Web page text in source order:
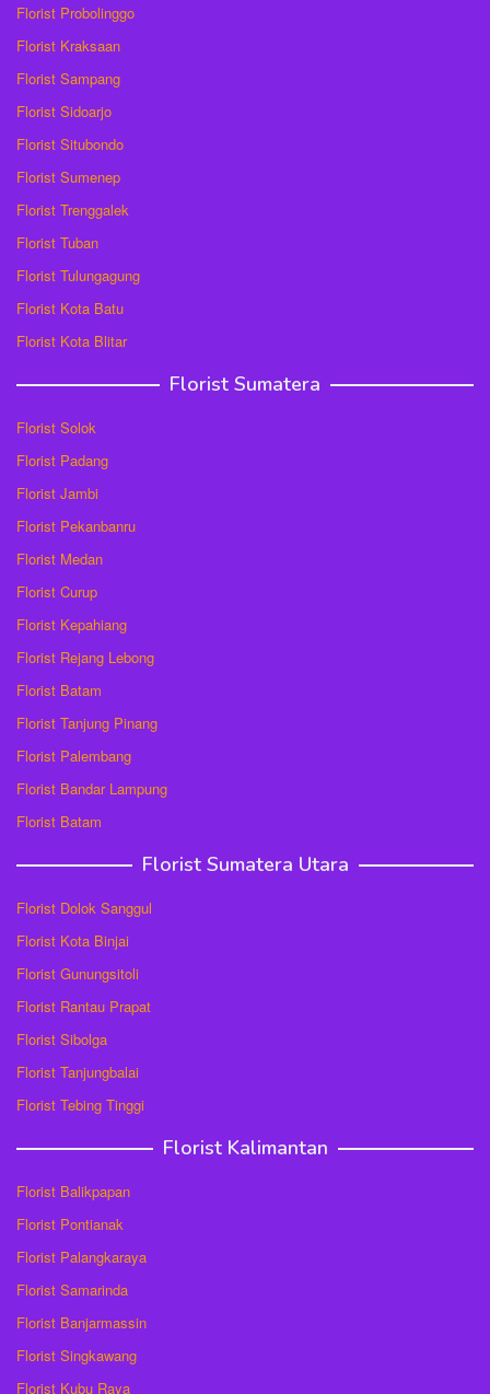
Florist Probolinggo
Florist Kraksaan
Florist Sampang
Florist Sidoarjo
Florist Situbondo
Florist Sumenep
Florist Trenggalek
Florist Tuban
Florist Tulungagung
Florist Kota Batu
Florist Kota Blitar
Florist Sumatera
Florist Solok
Florist Padang
Florist Jambi
Florist Pekanbanru
Florist Medan
Florist Curup
Florist Kepahiang
Florist Rejang Lebong
Florist Batam
Florist Tanjung Pinang
Florist Palembang
Florist Bandar Lampung
Florist Batam
Florist Sumatera Utara
Florist Dolok Sanggul
Florist Kota Binjai
Florist Gunungsitoli
Florist Rantau Prapat
Florist Sibolga
Florist Tanjungbalai
Florist Tebing Tinggi
Florist Kalimantan
Florist Balikpapan
Florist Pontianak
Florist Palangkaraya
Florist Samarinda
Florist Banjarmassin
Florist Singkawang
Florist Kubu Raya